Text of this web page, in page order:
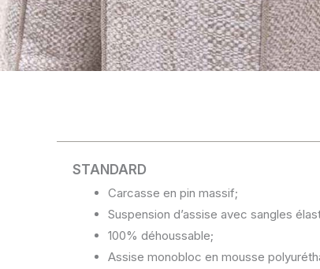
STANDARD
Carcasse en pin massif;
Suspension d’assise avec sangles
100% déhoussable;
Assise monobloc en mousse